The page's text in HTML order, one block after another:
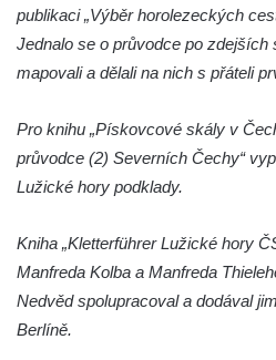
Hrob Bartoloměje Vavreyna na
Velešíně
Hrob Josefa Novotného na
Hrob Jana Křtitele Mikyšky na
Velešíně
Hrob rodiny Bürgerovy na hřbitově
publikaci „Výběr horolezeckých
Jednalo se o průvodce po zdejších
mapovali a dělali na nich s přáteli
Pro knihu „Pískovcové skály v
průvodce (2) Severních Čechy“
Lužické hory podklady.
Kniha „Kletterführer Lužické hory
Manfreda Kolba a Manfreda
Nedvěd spolupracoval a dodával
Berlíně.